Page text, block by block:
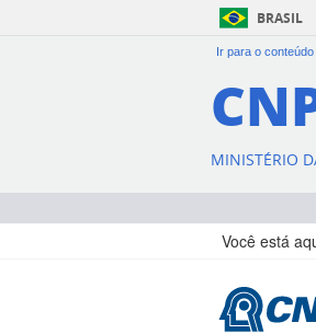
BRASIL
Ir para o conteúdo
MINISTÉRIO
Você está